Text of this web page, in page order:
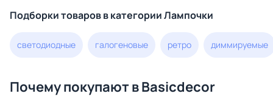
Подборки товаров в категории Лампочки
светодиодные галогеновые ретро диммируемые
Почему покупают в Basicdecor